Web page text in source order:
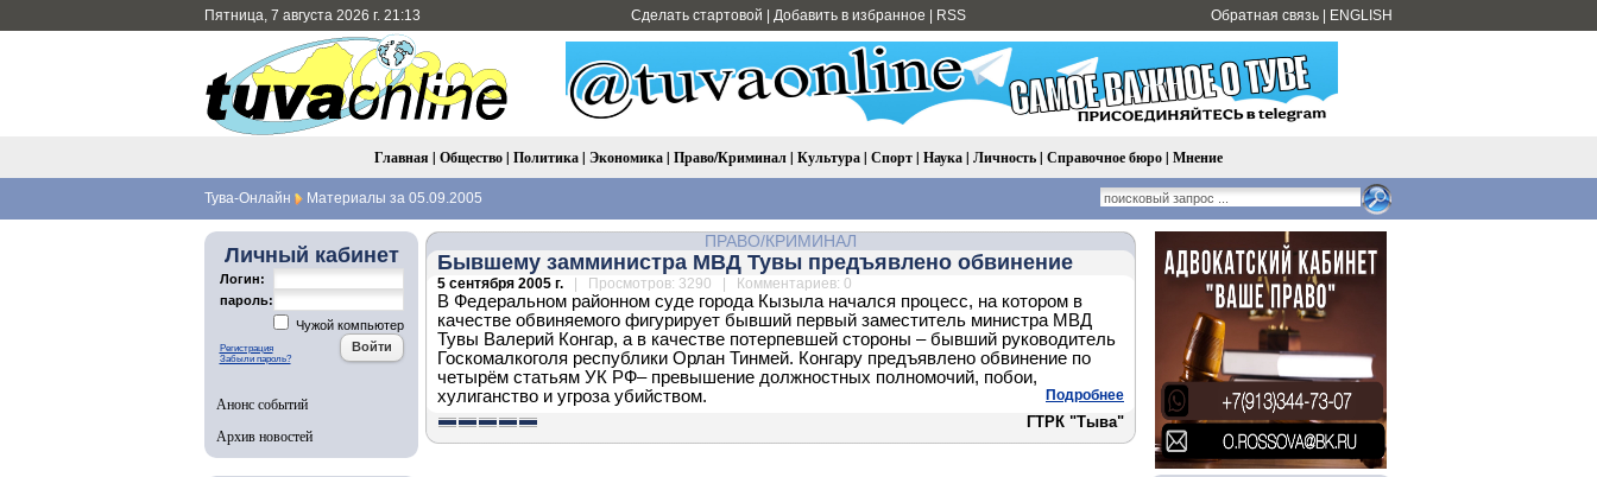
Пятница, 7 августа 2026 г. 21:13 Сделать стартовой Добавить в избранное RSS Обратная связь ENGLISH
Главная | Общество| Политика| Экономика| Право/Криминал| Культура| Спорт| Наука| Личность| Справочное бюро| Мнение
Тува-Онлайн Материалы за 05.09.2005
Личный кабинет
Логин:
пароль:
Чужой компьютер
Регистрация
Забыли пароль?
Анонс событий
Архив новостей
ПРАВО/КРИМИНАЛ
Бывшему замминистра МВД Тувы предъявлено обвинение
5 сентября 2005 г. | Просмотров: 3290 | Комментариев: 0
В Федеральном районном суде города Кызыла начался процесс, на котором в
качестве обвиняемого фигурирует бывший первый заместитель министра МВД
Тувы Валерий Конгар, а в качестве потерпевшей стороны – бывший руководитель
Госкомалкоголя республики Орлан Тинмей. Конгару предъявлено обвинение по
четырём статьям УК РФ– превышение должностных полномочий, побои,
хулиганство и угроза убийством.
Подробнее
ГТРК "Тыва"